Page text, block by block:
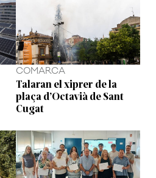
COMARCA
Talaran el xiprer de la
plaça d’Octavià de Sant
Cugat